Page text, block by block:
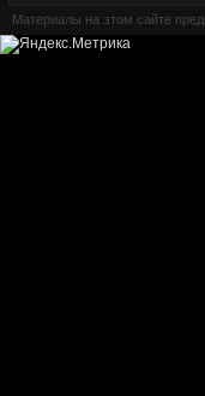
Материалы на этом сайте